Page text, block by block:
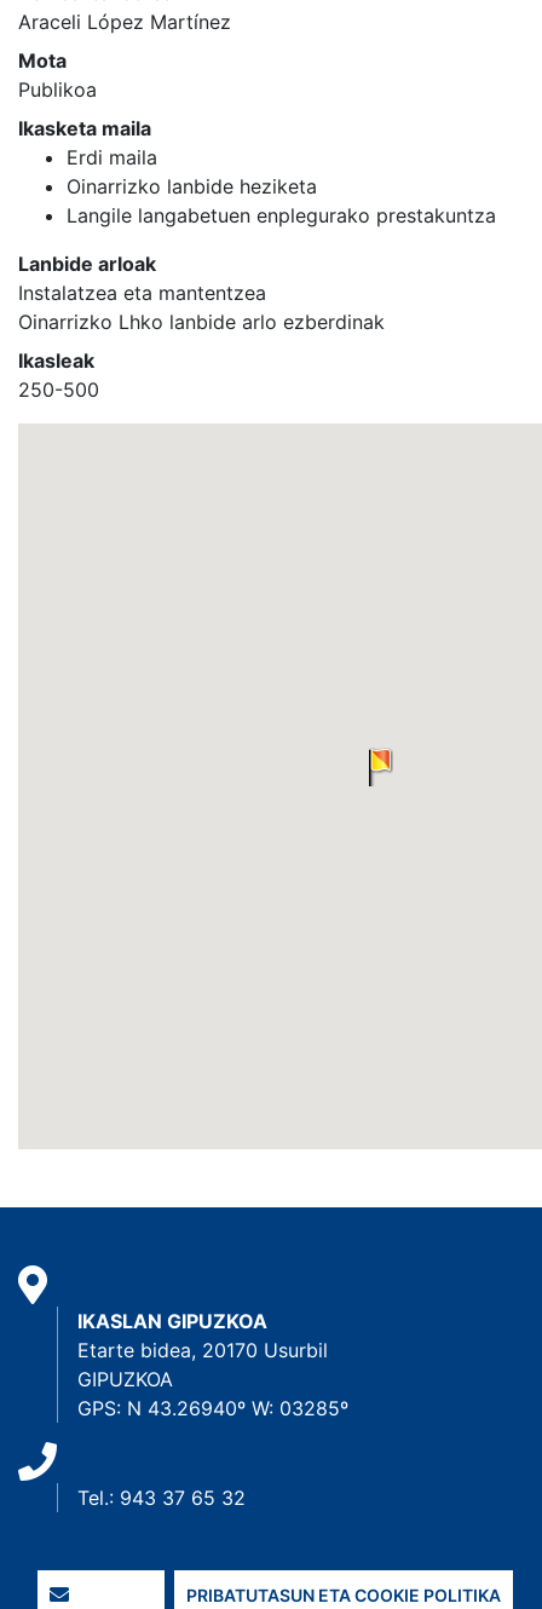
Araceli López Martínez
Mota
Publikoa
Ikasketa maila
Erdi maila
Oinarrizko lanbide heziketa
Langile langabetuen enplegurako prestakuntza
Lanbide arloak
Instalatzea eta mantentzea
Oinarrizko Lhko lanbide arlo ezberdinak
Ikasleak
250-500
IKASLAN GIPUZKOA
Etarte bidea, 20170 Usurbil
GIPUZKOA
GPS: N 43.26940º W: 03285º
Tel.: 943 37 65 32
PRIBATUTASUN ETA COOKIE POLITIKA